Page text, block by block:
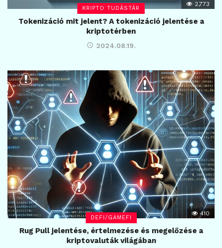
KRIPTO TUDÁSTÁR
2,773
Tokenizáció mit jelent? A tokenizáció jelentése a
kriptotérben
2024.08.19.
DEFI/GAMEFI
410
Rug Pull jelentése, értelmezése és megelőzése a
kriptovaluták világában